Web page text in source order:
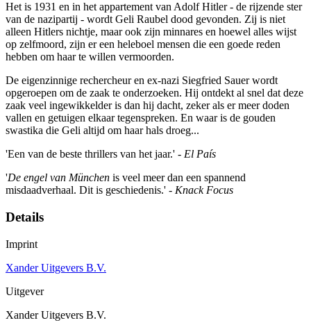
Het is 1931 en in het appartement van Adolf Hitler - de rijzende ster
van de nazipartij - wordt Geli Raubel dood gevonden. Zij is niet
alleen Hitlers nichtje, maar ook zijn minnares en hoewel alles wijst
op zelfmoord, zijn er een heleboel mensen die een goede reden
hebben om haar te willen vermoorden.
De eigenzinnige rechercheur en ex-nazi Siegfried Sauer wordt
opgeroepen om de zaak te onderzoeken. Hij ontdekt al snel dat deze
zaak veel ingewikkelder is dan hij dacht, zeker als er meer doden
vallen en getuigen elkaar tegenspreken. En waar is de gouden
swastika die Geli altijd om haar hals droeg...
'Een van de beste thrillers van het jaar.' - El País
'De engel van München is veel meer dan een spannend
misdaadverhaal. Dit is geschiedenis.' - Knack Focus
Details
Imprint
Xander Uitgevers B.V.
Uitgever
Xander Uitgevers B.V.